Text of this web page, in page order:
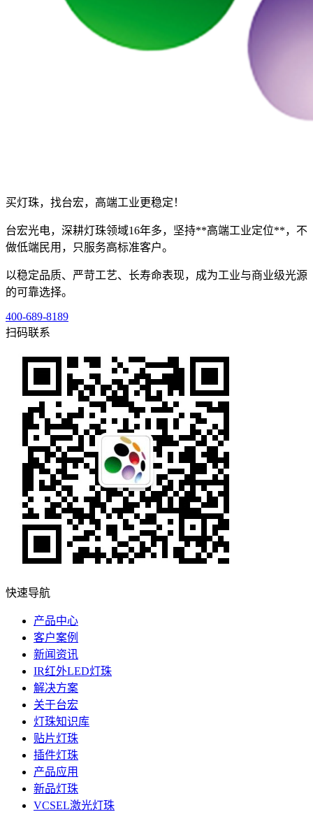
买灯珠，找台宏，高端工业更稳定！
台宏光电，深耕灯珠领域16年多，坚持**高端工业定位**，不
做低端民用，只服务高标准客户。
以稳定品质、严苛工艺、长寿命表现，成为工业与商业级光源
的可靠选择。
400-689-8189
扫码联系
快速导航
产品中心
客户案例
新闻资讯
IR红外LED灯珠
解决方案
关于台宏
灯珠知识库
贴片灯珠
插件灯珠
产品应用
新品灯珠
VCSEL激光灯珠